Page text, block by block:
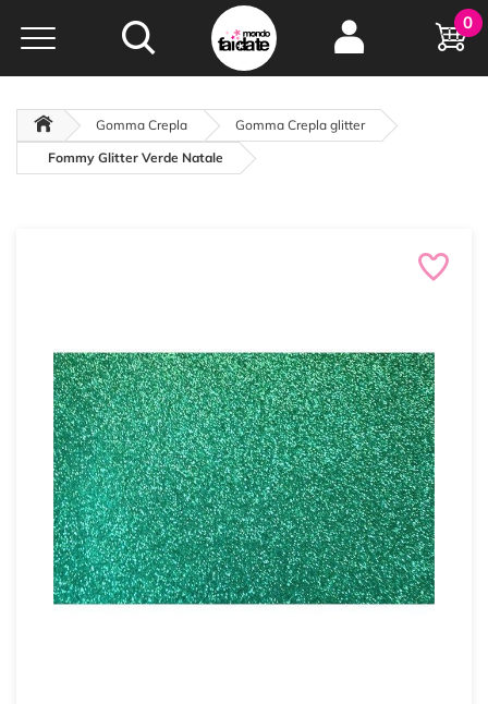
Hobby e
creatività...
oltre 15 anni online
0
Gomma Crepla
Gomma Crepla glitter
Fommy Glitter Verde Natale